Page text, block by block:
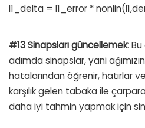
l1_delta = l1_error *
#13 Sinapsları güncellemek:Bu
adımda sinapslar, yani
hatalarından öğrenir, hatırlar
karşılık gelen tabaka ile
daha iyi tahmin yapmak için